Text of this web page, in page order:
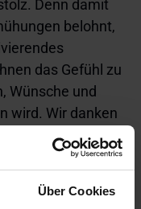
Über Cookies
Denn damit
belohnt,
das Gefühl zu
Wünsche und
wird. Wir danken
Anerkennung
uns auf alle